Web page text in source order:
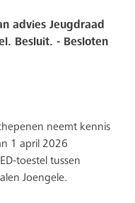
advies Jeugdraad
Besluit. - Besloten
neemt kennis
1 april 2026
toestel tussen
Joengele.